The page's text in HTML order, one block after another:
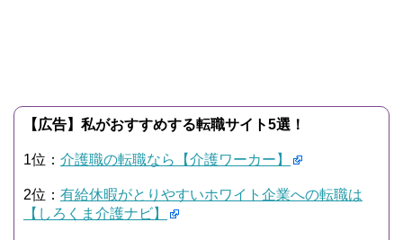
【広告】私がおすすめする転職サイト5選！
1位： 介護職の転職なら【介護ワーカー】
2位： 有給休暇がとりやすいホワイト企業への転職は
【しろくま介護ナビ】